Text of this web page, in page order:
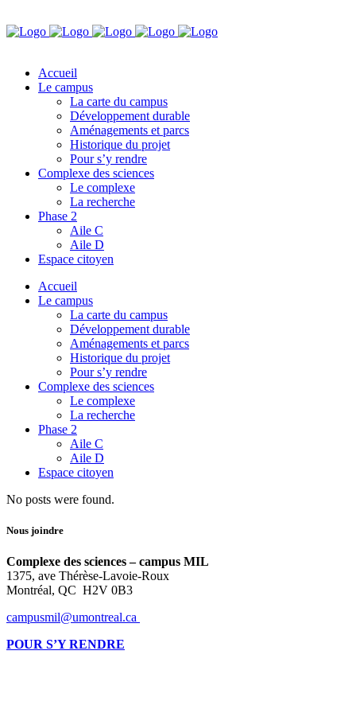
Accueil
Le campus
La carte du campus
Développement durable
Aménagements et parcs
Historique du projet
Pour s’y rendre
Complexe des sciences
Le complexe
La recherche
Phase 2
Aile C
Aile D
Espace citoyen
Accueil
Le campus
La carte du campus
Développement durable
Aménagements et parcs
Historique du projet
Pour s’y rendre
Complexe des sciences
Le complexe
La recherche
Phase 2
Aile C
Aile D
Espace citoyen
No posts were found.
Nous joindre
Complexe des sciences – campus MIL
1375, ave Thérèse-Lavoie-Roux
Montréal, QC H2V 0B3
campusmil@umontreal.ca
POUR S’Y RENDRE